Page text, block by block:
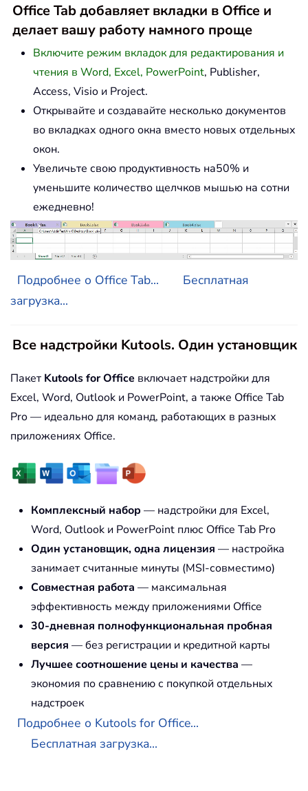
Office Tab добавляет вкладки в Office и
делает вашу работу намного проще
Включите режим вкладок для редактирования и
чтения в Word, Excel, PowerPoint, Publisher,
Access, Visio и Project.
Открывайте и создавайте несколько документов
во вкладках одного окна вместо новых отдельных
окон.
Увеличьте свою продуктивность на50% и
уменьшите количество щелчков мышью на сотни
ежедневно!
Подробнее о Office Tab...
Бесплатная
загрузка...
Все надстройки Kutools. Один установщик
Пакет Kutools for Office включает надстройки для
Excel, Word, Outlook и PowerPoint, а также Office Tab
Pro — идеально для команд, работающих в разных
приложениях Office.
Комплексный набор — надстройки для Excel,
Word, Outlook и PowerPoint плюс Office Tab Pro
Один установщик, одна лицензия — настройка
занимает считанные минуты (MSI-совместимо)
Совместная работа — максимальная
эффективность между приложениями Office
30-дневная полнофункциональная пробная
версия — без регистрации и кредитной карты
Лучшее соотношение цены и качества —
экономия по сравнению с покупкой отдельных
надстроек
Подробнее о Kutools for Office...
Бесплатная загрузка...